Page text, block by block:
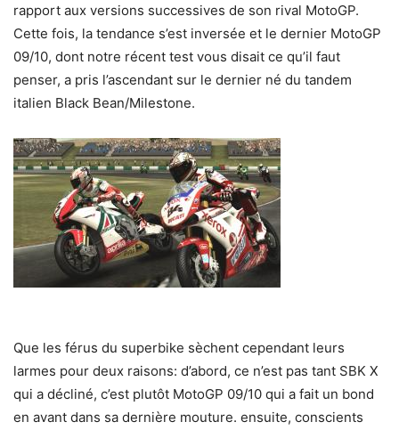
rapport aux versions successives de son rival MotoGP.
Cette fois, la tendance s’est inversée et le dernier MotoGP
09/10, dont notre récent test vous disait ce qu’il faut
penser, a pris l’ascendant sur le dernier né du tandem
italien Black Bean/Milestone.
Que les férus du superbike sèchent cependant leurs
larmes pour deux raisons: d’abord, ce n’est pas tant SBK X
qui a décliné, c’est plutôt MotoGP 09/10 qui a fait un bond
en avant dans sa dernière mouture. ensuite, conscients